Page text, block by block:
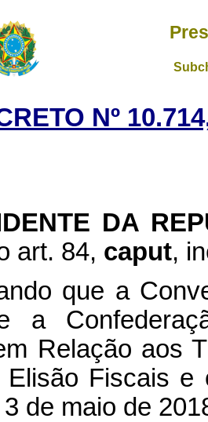
Nº
DA
art. 84, caput,
que a
a
Relação aos
Fiscais e
de maio de